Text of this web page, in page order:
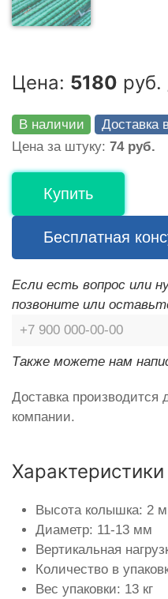
Цена: 5180
В наличии
Доставка
Цена за штуку: 74 руб.
Купить
Бесплатная
Если есть вопрос или
позвоните или
Также можете нам
Доставка производится
компании.
Характеристики
Высота колышка: 2 м
Диаметр: 11-13 мм
Вертикальная
Количество в
Вес упаковки: 13 кг